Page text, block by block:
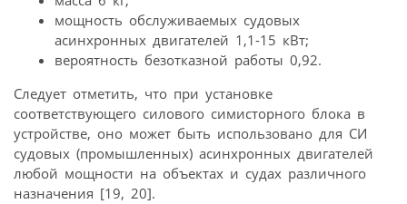
мощность обслуживаемых судовых
асинхронных двигателей 1,1-15 кВт;
вероятность безотказной работы 0,92.
Следует отметить, что при установке
соответствующего силового симисторного блока в
устройстве, оно может быть использовано для СИ
судовых (промышленных) асинхронных двигателей
любой мощности на объектах и судах различного
назначения [19, 20].